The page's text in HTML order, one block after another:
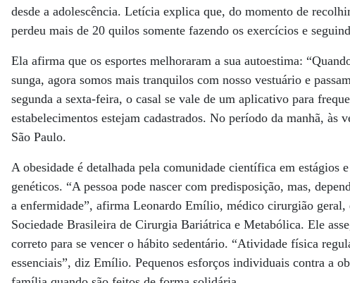
desde a adolescência. Letícia explica que, do momento de
perdeu mais de 20 quilos somente fazendo os exercícios e
Ela afirma que os esportes melhoraram a sua autoestima:
sunga, agora somos mais tranquilos com nosso vestuário e
segunda a sexta-feira, o casal se vale de um aplicativo para
estabelecimentos estejam cadastrados. No período da manhã, às
São Paulo.
A obesidade é detalhada pela comunidade científica em estágios
genéticos. “A pessoa pode nascer com predisposição, mas,
a enfermidade”, afirma Leonardo Emílio, médico cirurgião geral,
Sociedade Brasileira de Cirurgia Bariátrica e Metabólica. Ele
correto para se vencer o hábito sedentário. “Atividade física
essenciais”, diz Emílio. Pequenos esforços individuais contra a